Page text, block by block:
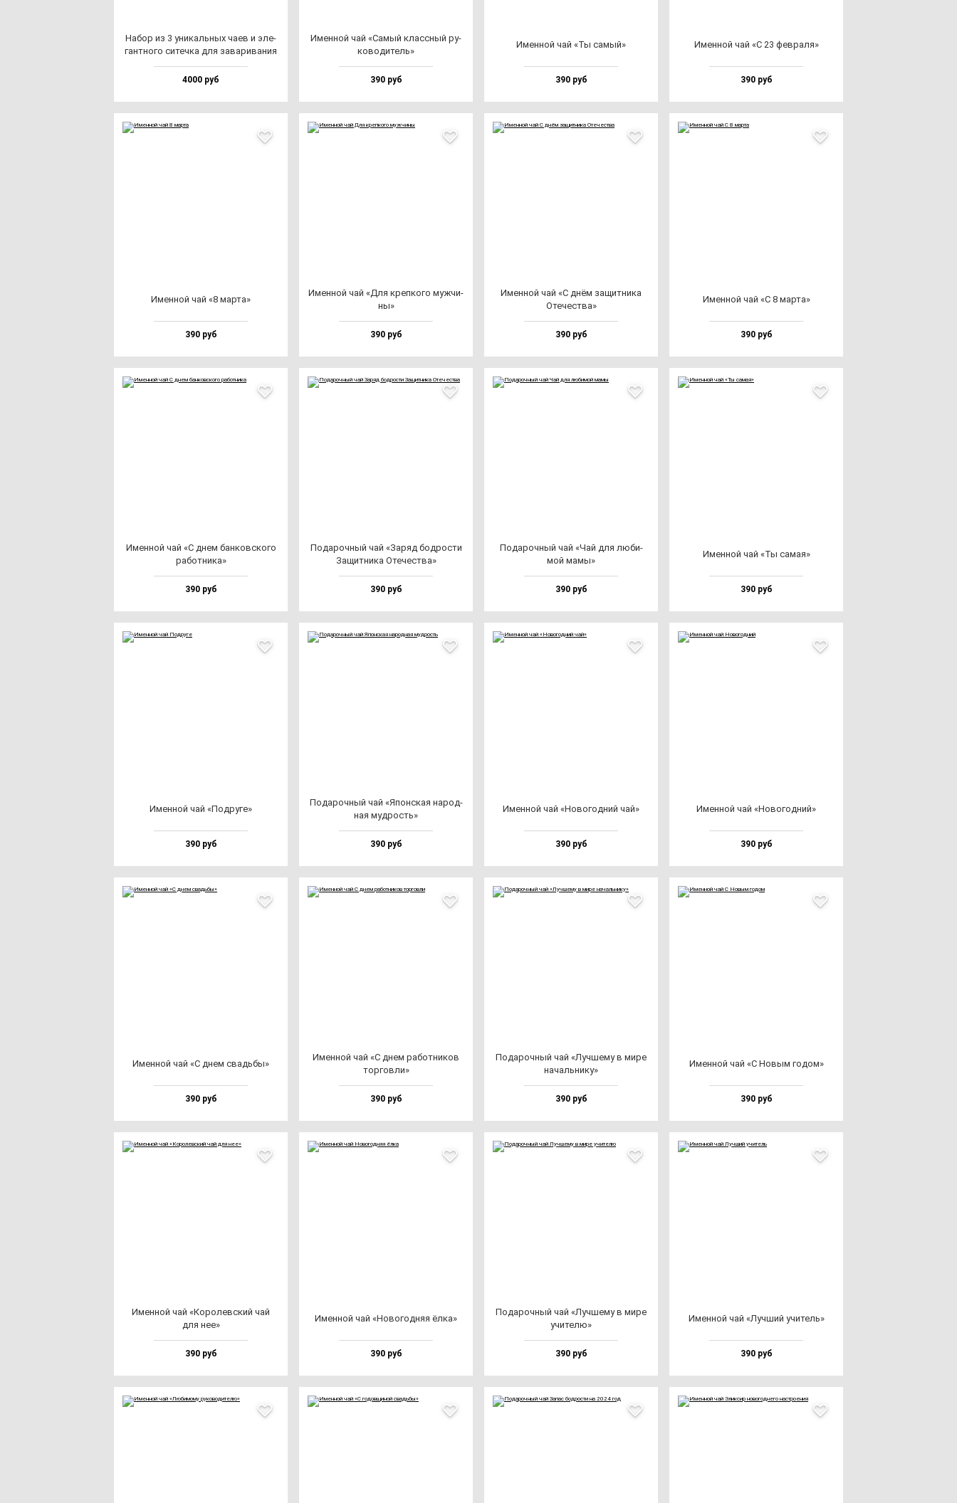
Набор из 3 уни­каль­ных ча­ев и эле­
ган­тно­го си­теч­ка для за­ва­ри­ва­ния
4000 руб
Имен­ной чай «Самый клас­сный ру­
ко­во­ди­тель»
390 руб
Имен­ной чай «Ты са­мый»
390 руб
Имен­ной чай «С 23 фев­ра­ля»
390 руб
Имен­ной чай «8 мар­та»
390 руб
Имен­ной чай «Для креп­ко­го муж­чи­
ны»
390 руб
Имен­ной чай «С днём за­щит­ни­ка
Оте­чес­тва»
390 руб
Имен­ной чай «С 8 мар­та»
390 руб
Имен­ной чай «С днем бан­ков­ско­го
ра­бот­ни­ка»
390 руб
Пода­роч­ный чай «Заряд бод­рос­ти
Защит­ни­ка Оте­чес­тва»
390 руб
Пода­роч­ный чай «Чай для лю­би­
мой ма­мы»
390 руб
Имен­ной чай «Ты са­мая»
390 руб
Имен­ной чай «Под­ру­ге»
390 руб
Пода­роч­ный чай «Япон­ская на­род­
ная муд­рость»
390 руб
Имен­ной чай «Ново­год­ний чай»
390 руб
Имен­ной чай «Ново­год­ний»
390 руб
Имен­ной чай «С днем свадь­бы»
390 руб
Имен­ной чай «С днем ра­бот­ни­ков
тор­гов­ли»
390 руб
Пода­роч­ный чай «Луч­ше­му в ми­ре
на­чаль­ни­ку»
390 руб
Имен­ной чай «С Новым го­дом»
390 руб
Имен­ной чай «Коро­лев­ский чай
для нее»
390 руб
Имен­ной чай «Ново­год­няя ёл­ка»
390 руб
Пода­роч­ный чай «Луч­ше­му в ми­ре
учи­те­лю»
390 руб
Имен­ной чай «Луч­ший учи­тель»
390 руб